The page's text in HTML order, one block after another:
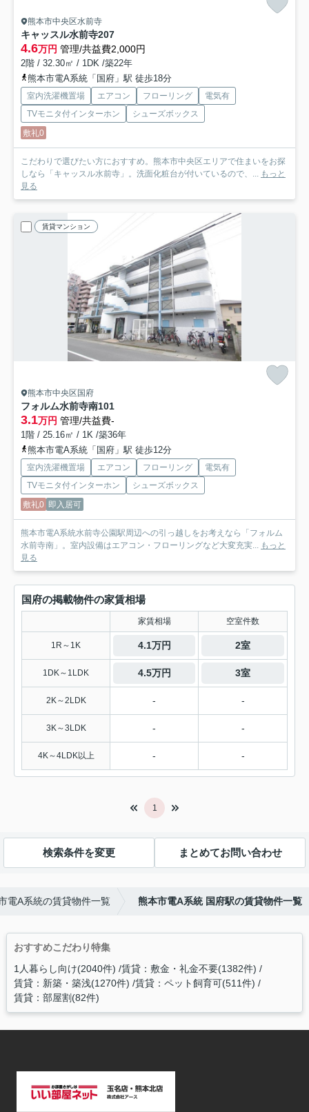
熊本市中央区水前寺
キャッスル水前寺207
4.6万円 管理/共益費2,000円
2階 / 32.30㎡ / 1DK /築22年
熊本市電A系統「国府」駅 徒歩18分
室内洗濯機置場 エアコン フローリング
電気有
TVモニタ付インターホン
シューズボックス
敷礼0
こだわりで選びたい方におすすめ。熊本市中央区エリアで住まいをお探
しなら「キャッスル水前寺」。洗面化粧台が付いているので、... もっと
見る
賃貸マンション
熊本市中央区国府
フォルム水前寺南101
3.1万円 管理/共益費-
1階 / 25.16㎡ / 1K /築36年
熊本市電A系統「国府」駅 徒歩12分
室内洗濯機置場 エアコン フローリング
電気有
TVモニタ付インターホン
シューズボックス
敷礼0 即入居可
熊本市電A系統水前寺公園駅周辺への引っ越しをお考えなら「フォルム
水前寺南」。室内設備はエアコン・フローリングなど大変充実... もっと
見る
国府の掲載物件の家賃相場
家賃相場 空室件数
1R～1K 4.1万円 2室
1DK～1LDK 4.5万円 3室
2K～2LDK - -
3K～3LDK - -
4K～4LDK以上 - -
1
検索条件を変更 まとめてお問い合わせ
電A系統の賃貸物件一覧 熊本市電A系統 国府駅の賃貸物件一覧
おすすめこだわり特集
1人暮らし向け(2040件) 賃貸：敷金・礼金不要(1382件)
賃貸：新築・築浅(1270件) 賃貸：ペット飼育可(511件)
賃貸：部屋割(82件)